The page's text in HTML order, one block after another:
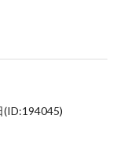
(ID:194045)